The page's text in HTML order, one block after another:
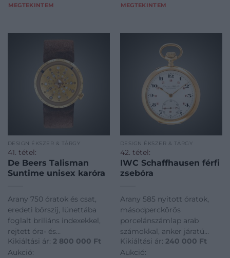
MEGTEKINTEM MEGTEKINTEM
DESIGN ÉKSZER & TÁRGY
41. tétel:
De Beers Talisman
Suntime unisex karóra
Arany 750 óratok és csat,
eredeti bőrszíj, lünettába
foglalt briliáns indexekkel,
rejtett óra- és
percmutatókkal,
aranyszámlap vésett
Kikiáltási ár: 2 800 000 Ft
Aukció:
DESIGN ÉKSZER & TÁRGY
42. tétel:
IWC Schaffhausen férfi
zsebóra
Arany 585 nyitott óratok,
másodperckörös
porcelánszámlap arab
számokkal, anker járatú
szerkeze, bruttó 82,9 g. Tok,
számlap és szerkezet jelzett:
Kikiáltási ár: 240 000 Ft
Aukció: